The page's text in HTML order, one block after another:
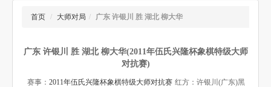
大师对局
象棋棋谱
残局破解
首页 / 大师对局 / 广东 许银川 胜 湖北 柳大华
广东 许银川 胜 湖北 柳大华(2011年伍氏兴隆杯象棋特级大师
对抗赛)
赛事： 2011年伍氏兴隆杯象棋特级大师对抗赛 红方：许银川(广东)黑